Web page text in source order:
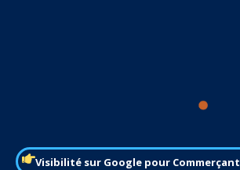
Visibilité sur Google pour Commerçant